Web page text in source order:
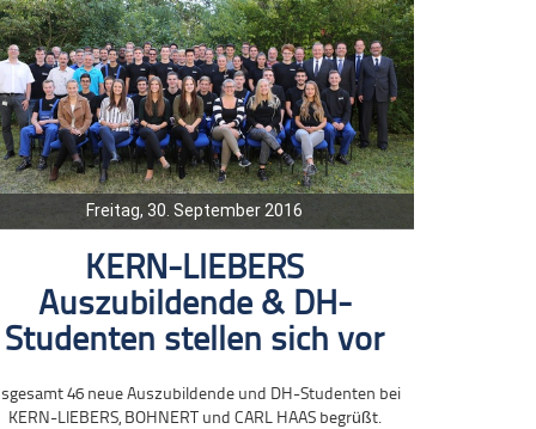
Freitag, 30. September 2016
KERN-LIEBERS
Auszubildende & DH-
Studenten stellen sich vor
46 neue Auszubildende und DH-Studenten bei
KERN-LIEBERS, BOHNERT und CARL HAAS begrüßt.